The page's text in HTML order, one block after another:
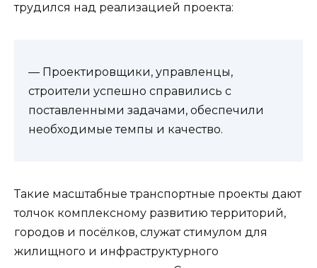
трудился над реализацией проекта:
— Проектировщики, управленцы,
строители успешно справились с
поставленными задачами, обеспечили
необходимые темпы и качество.
Такие масштабные транспортные проекты дают
толчок комплексному развитию территорий,
городов и посёлков, служат стимулом для
жилищного и инфраструктурного